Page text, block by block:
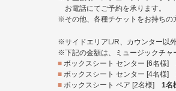
お電話にてご予約を承ります。
※その他、各種チケットをお持ちの
※サイドエリアL/R、カウンター以
※下記の金額は、ミュージックチャ
■ ボックスシート センター [6名様]
■ ボックスシート センター [4名様]
■ ボックスシート ペア [2名様] 1名